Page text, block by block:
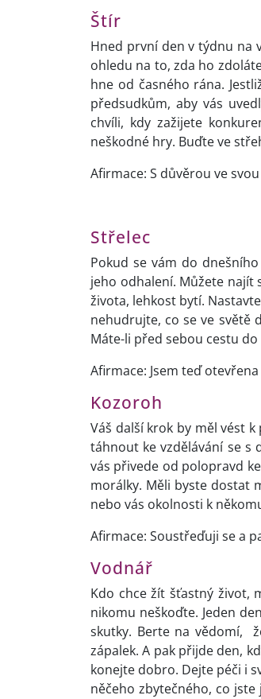
Štír
Hned první den v týdnu na
ohledu na to, zda ho
hne od časného rána.
předsudkům, aby vás
chvíli, kdy zažijete
neškodné hry. Buďte ve
Afirmace: S důvěrou ve
Střelec
Pokud se vám do
jeho odhalení. Můžete najít
života, lehkost bytí.
nehudrujte, co se ve světě
Máte-li před sebou cestu
Afirmace: Jsem teď
Kozoroh
Váš další krok by měl vést
táhnout ke vzdělávání se s
vás přivede od polopravd
morálky. Měli byste dostat
nebo vás okolnosti k
Afirmace: Soustřeďuji se a
Vodnář
Kdo chce žít šťastný život,
nikomu neškoďte. Jeden
skutky. Berte na vědomí,
zápalek. A pak přijde den,
konejte dobro. Dejte péči i
něčeho zbytečného, co